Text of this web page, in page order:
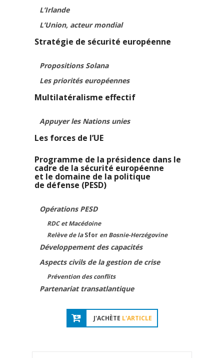
L’Irlande
L’Union, acteur mondial
Stratégie de sécurité européenne
Propositions Solana
Les priorités européennes
Multilatéralisme effectif
Appuyer les Nations unies
Les forces de l’UE
Programme de la présidence dans le
cadre de la sécurité européenne
et le domaine de la politique
de défense (PESD)
Opérations PESD
RDC et Macédoine
Relève de laSfor en Bosnie-Herzégovine
Développement des capacités
Aspects civils de la gestion de crise
Prévention des conflits
Partenariat transatlantique
J'ACHÈTE L'ARTICLE